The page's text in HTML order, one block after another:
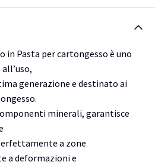
in Pasta per cartongesso è uno
generazione e destinato ai
minerali, garantisce
a zone
a deformazioni e